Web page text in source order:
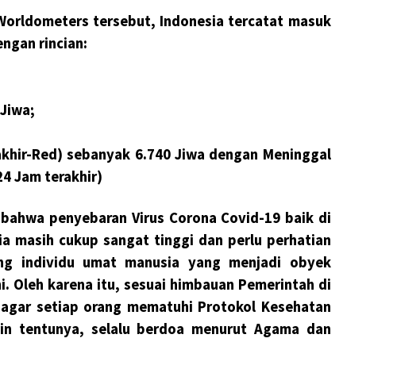
tersebut, Indonesia tercatat masuk
rincian:
Red) sebanyak 6.740 Jiwa dengan Meninggal
Jam terakhir)
penyebaran Virus Corona Covid-19 baik di
masih cukup sangat tinggi dan perlu perhatian
individu umat manusia yang menjadi obyek
Oleh karena itu, sesuai himbauan Pemerintah di
setiap orang mematuhi Protokol Kesehatan
tentunya, selalu berdoa menurut Agama dan